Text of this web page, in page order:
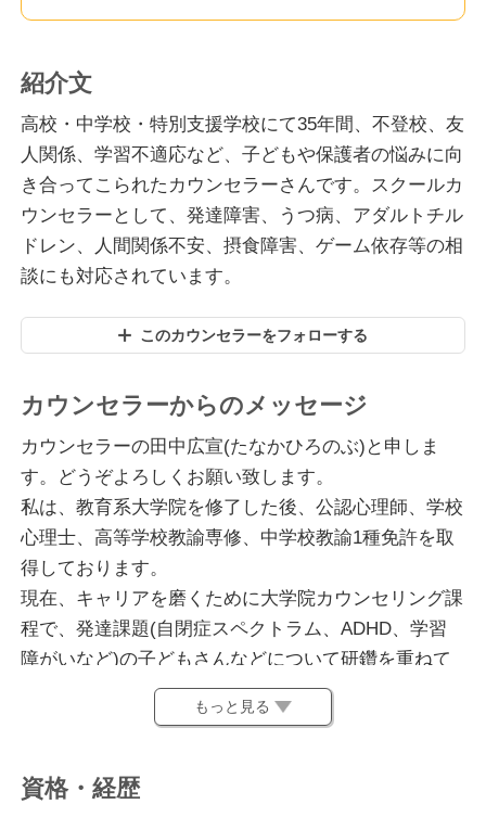
紹介文
高校・中学校・特別支援学校にて35年間、不登校、友
人関係、学習不適応など、子どもや保護者の悩みに向
き合ってこられたカウンセラーさんです。スクールカ
ウンセラーとして、発達障害、うつ病、アダルトチル
ドレン、人間関係不安、摂食障害、ゲーム依存等の相
談にも対応されています。
このカウンセラーをフォローする
カウンセラーからのメッセージ
カウンセラーの田中広宣(たなかひろのぶ)と申しま
す。どうぞよろしくお願い致します。
私は、教育系大学院を修了した後、公認心理師、学校
心理士、高等学校教諭専修、中学校教諭1種免許を取
得しております。
現在、キャリアを磨くために大学院カウンセリング課
程で、発達課題(自閉症スペクトラム、ADHD、学習
障がいなど)の子どもさんなどについて研鑽を重ねて
いるところです。
ました。不登校、登校しぶり、友人関係、学習不適
もっと見る
資格・経歴